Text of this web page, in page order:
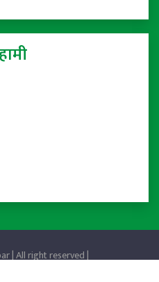
| All right reserved |